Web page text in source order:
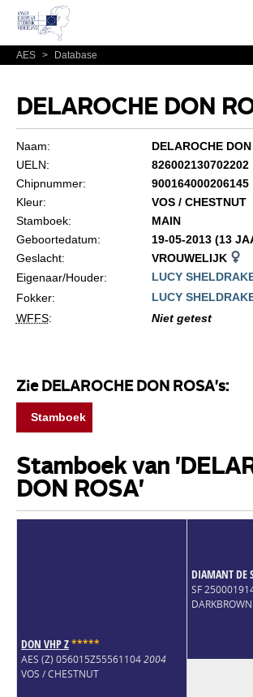
AES > Database
DELAROCHE DON
Naam:
DELAROCHE
UELN:
826002130702202
Chipnummer:
900164000206145
Kleur:
VOS / CHESTNUT
Stamboek:
MAIN
Geboortedatum:
19-05-2013 (13
Geslacht:
VROUWELIJK
Eigenaar/Houder:
LUCY
Fokker:
LUCY
WFFS: Niet getest
Zie DELAROCHE DON ROSA's:
Stamboek
Stamboek van
DON ROSA'
DON VHP Z*****
AES (Z) 056015Z555611042004
VOS / CHESTNUT
DIAMANT DE
SF